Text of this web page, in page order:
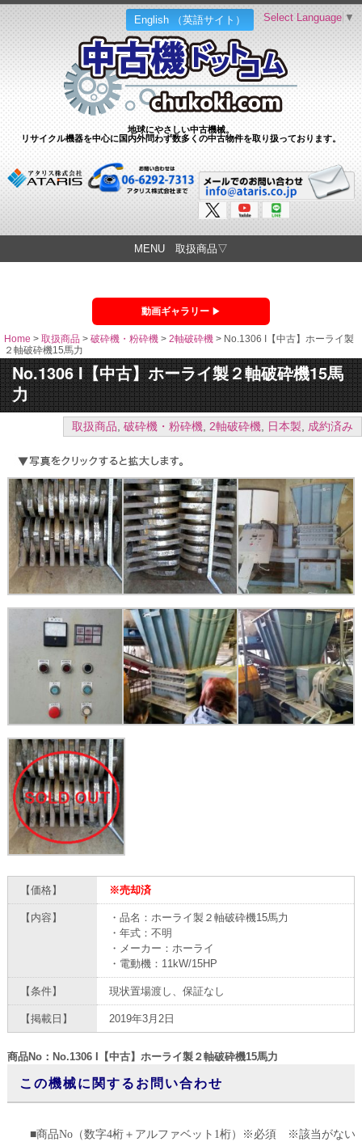
English （英語サイト）
地球にやさしい中古機械。
リサイクル機器を中心に国内外問わず数多くの中古物件を取り扱っております。
Select Language ▼
MENU 取扱商品▽
動画ギャラリー
Home > 取扱商品 > 破砕機・粉砕機 > 2軸破砕機 > No.1306 I【中古】ホーライ製
２軸破砕機15馬力
No.1306 I【中古】ホーライ製２軸破砕機15馬
力
取扱商品, 破砕機・粉砕機, 2軸破砕機, 日本製, 成約済み
【価格】 ※売却済
【内容】
・品名：ホーライ製２軸破砕機15馬力
・年式：不明
・メーカー：ホーライ
・電動機：11kW/15HP
【条件】 現状置場渡し、保証なし
【掲載日】 2019年3月2日
商品No：No.1306 I【中古】ホーライ製２軸破砕機15馬力
この機械に関するお問い合わせ